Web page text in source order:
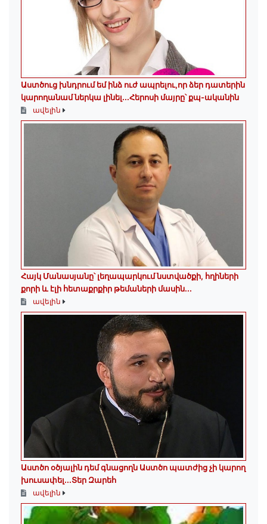
Աստծուց խնդրում եմ ինձ ուժ ապրելու,որ ձեր դատերին
կարողանամ ներկա լինել․․․Հերոսի մայրը՝ քպ-ականին
ավելին
Հայկ Մանասյանը՝ լեղապարկում նստվածքի, հղիների
քորի և էլի հետաքրքիր թեմաների մասին․․․
ավելին
Աստծո օծյալին դեմ գնացողն Աստծո պատժից չի կարող
խուսափել․․․Տեր Զարեհ
ավելին